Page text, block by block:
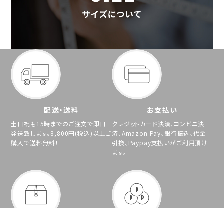
配送・送料
土日祝も15時までのご注文で即日
発送致します。8,800円(税込)以上ご
購入で送料無料！
お支払い
クレジットカード決済、コンビニ決
済、Amazon Pay、銀行振込、代金
引換、Paypay支払いがご利用頂け
ます。